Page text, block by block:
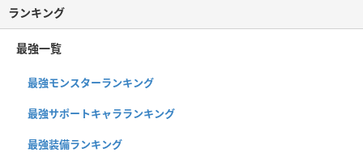
ランキング
最強一覧
最強モンスターランキング
最強サポートキャラランキング
最強装備ランキング